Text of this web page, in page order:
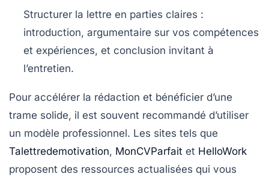
Structurer la lettre en parties claires :
introduction, argumentaire sur vos compétences
et expériences, et conclusion invitant à
l’entretien.
Pour accélérer la rédaction et bénéficier d’une
trame solide, il est souvent recommandé d’utiliser
un modèle professionnel. Les sites tels que
Talettredemotivation, MonCVParfait et HelloWork
proposent des ressources actualisées qui vous